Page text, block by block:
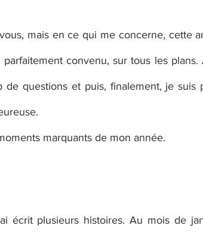
mais en ce qui me concerne, cette
parfaitement convenu, sur tous les
de questions et puis, finalement, je
marquants de mon année.
écrit plusieurs histoires. Au mois de